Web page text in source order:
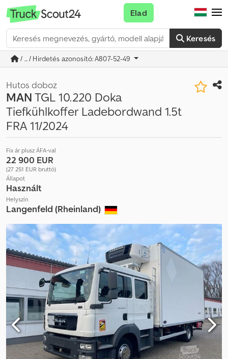
Keresés
Elad
/ ... / Hirdetés azonosító: A807-52-49
Hutos doboz
MANTGL 10.220 Doka
Tiefkühlkoffer Ladebordwand 1.5t
FRA 11/2024
Fix ár plusz ÁFA-val
22 900 EUR
(27 251 EUR bruttó)
Állapot
Használt
Helyszín
Langenfeld (Rheinland)